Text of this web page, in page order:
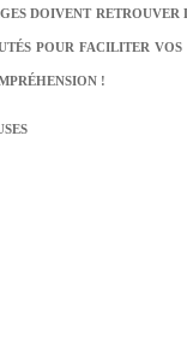
DOIVENT
POUR FACILITER
!